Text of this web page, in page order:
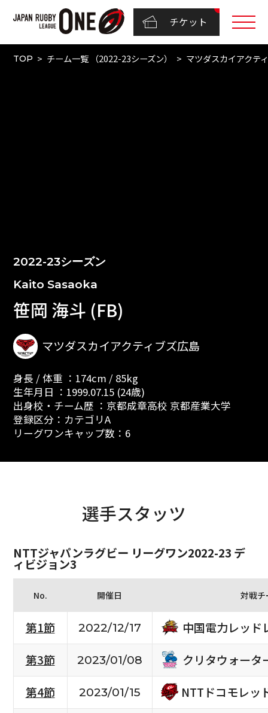
チケット
TOP チーム一覧 （2022-23シーズン） マツダスカイアクテ
2022-23シーズン
Kaito Sasaoka
笹岡 海斗 (FB)
マツダスカイアクティブズ広島
身長 / 体重 ：174cm / 85kg
生年月日 ：1999.07.15 (24歳)
出身校・チーム歴 ：京都成章高校 京都産業大学
登録区分：カテゴリA
リーグワンキャップ数：6
選手スタッツ
NTTジャパンラグビー リーグワン2022-23 デ
ィビジョン3
No. 開催日 対戦チ
第1節 2022/12/17
中国電力レッド
第3節
2023/01/08
クリタウォータ
第4節
2023/01/15
NTTドコモレッ